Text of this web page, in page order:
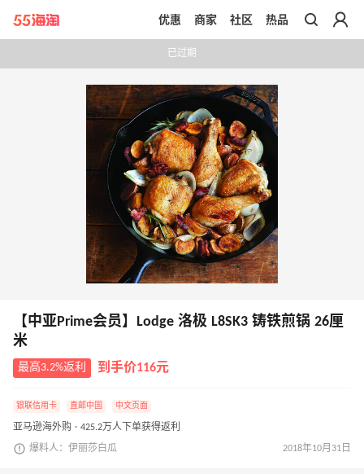
带你去官网买正品
优惠 商家 社区 热品
已过期
【中亚Prime会员】Lodge 洛极 L8SK3 铸铁煎锅 26厘
米
最高3.2%返利 到手价116元
银联信用卡 直邮中国 中文页面
亚马逊海外购 · 425.2万人下单获得返利
爆料人：伊丽莎白瓜 2018年10月31日